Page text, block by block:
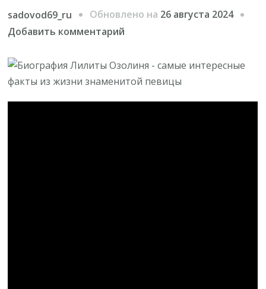
sadovod69_ru Обновлено на 26 августа 2024
Добавить комментарий
Лилита
Озолиня